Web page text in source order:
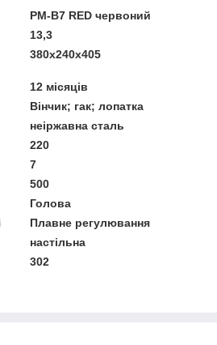
PM-B7 RED червоний
13,3
380х240х405
12 місяців
Вінчик; гак; лопатка
неіржавна сталь
220
7
500
Голова
Плавне регулювання
настільна
302